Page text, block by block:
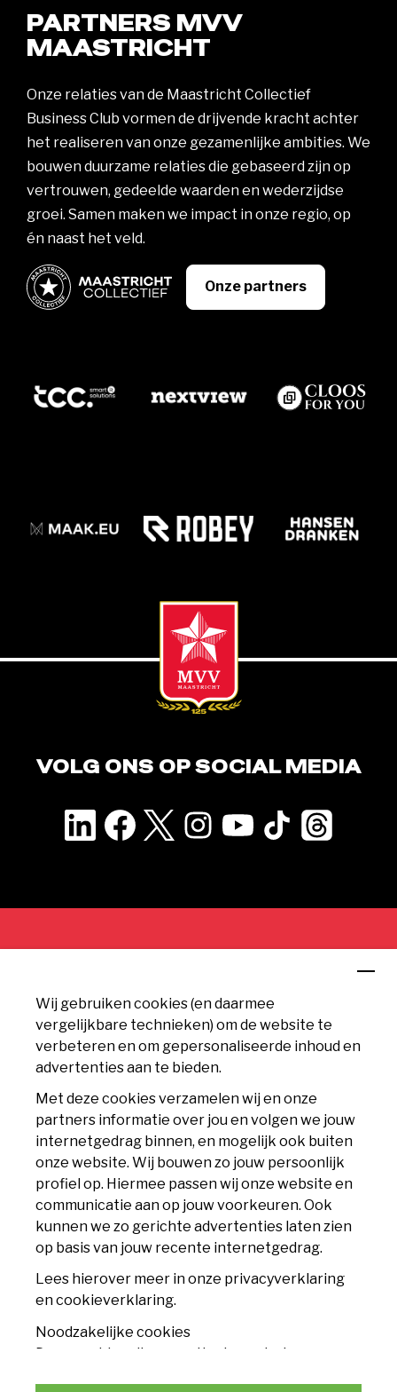
Wij gebruiken cookies (en daarmee
vergelijkbare technieken) om de website te
verbeteren en om gepersonaliseerde inhoud en
advertenties aan te bieden.
Met deze cookies verzamelen wij en onze
partners informatie over jou en volgen we jouw
internetgedrag binnen, en mogelijk ook buiten
onze website. Wij bouwen zo jouw persoonlijk
profiel op. Hiermee passen wij onze website en
communicatie aan op jouw voorkeuren. Ook
kunnen we zo gerichte advertenties laten zien
op basis van jouw recente internetgedrag.
Lees hierover meer in onze privacyverklaring
en cookieverklaring.
Noodzakelijke cookies
Deze cookies zijn essentieel voor het
PARTNERS MVV
MAASTRICHT
Onze relaties van de Maastricht Collectief
Business Club vormen de drijvende kracht achter
het realiseren van onze gezamenlijke ambities. We
bouwen duurzame relaties die gebaseerd zijn op
vertrouwen, gedeelde waarden en wederzijdse
groei. Samen maken we impact in onze regio, op
én naast het veld.
Onze partners
VOLG ONS OP SOCIAL MEDIA
MVV Maastricht
Geusseltweg 11
6225 XS Maastricht
info@mvv.nl
CLUB
Accommodatie
Nieuws
Contact
TICKETS
Seizoenskaart